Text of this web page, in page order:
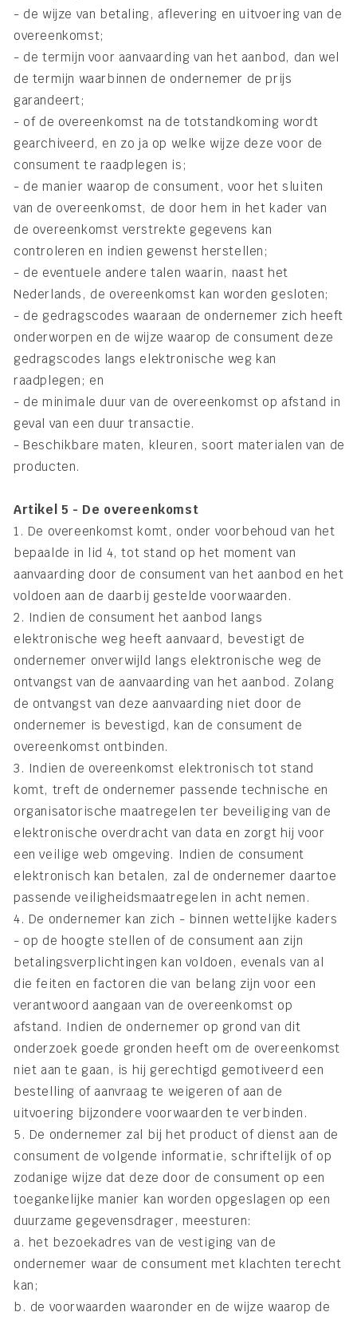
- de wijze van betaling, aflevering en uitvoering van de
overeenkomst;
- de termijn voor aanvaarding van het aanbod, dan wel
de termijn waarbinnen de ondernemer de prijs
garandeert;
- of de overeenkomst na de totstandkoming wordt
gearchiveerd, en zo ja op welke wijze deze voor de
consument te raadplegen is;
- de manier waarop de consument, voor het sluiten
van de overeenkomst, de door hem in het kader van
de overeenkomst verstrekte gegevens kan
controleren en indien gewenst herstellen;
- de eventuele andere talen waarin, naast het
Nederlands, de overeenkomst kan worden gesloten;
- de gedragscodes waaraan de ondernemer zich heeft
onderworpen en de wijze waarop de consument deze
gedragscodes langs elektronische weg kan
raadplegen; en
- de minimale duur van de overeenkomst op afstand in
geval van een duur transactie.
- Beschikbare maten, kleuren, soort materialen van de
producten.
Artikel 5 - De overeenkomst
1. De overeenkomst komt, onder voorbehoud van het
bepaalde in lid 4, tot stand op het moment van
aanvaarding door de consument van het aanbod en het
voldoen aan de daarbij gestelde voorwaarden.
2. Indien de consument het aanbod langs
elektronische weg heeft aanvaard, bevestigt de
ondernemer onverwijld langs elektronische weg de
ontvangst van de aanvaarding van het aanbod. Zolang
de ontvangst van deze aanvaarding niet door de
ondernemer is bevestigd, kan de consument de
overeenkomst ontbinden.
3. Indien de overeenkomst elektronisch tot stand
komt, treft de ondernemer passende technische en
organisatorische maatregelen ter beveiliging van de
elektronische overdracht van data en zorgt hij voor
een veilige web omgeving. Indien de consument
elektronisch kan betalen, zal de ondernemer daartoe
passende veiligheidsmaatregelen in acht nemen.
4. De ondernemer kan zich - binnen wettelijke kaders
- op de hoogte stellen of de consument aan zijn
betalingsverplichtingen kan voldoen, evenals van al
die feiten en factoren die van belang zijn voor een
verantwoord aangaan van de overeenkomst op
afstand. Indien de ondernemer op grond van dit
onderzoek goede gronden heeft om de overeenkomst
niet aan te gaan, is hij gerechtigd gemotiveerd een
bestelling of aanvraag te weigeren of aan de
uitvoering bijzondere voorwaarden te verbinden.
5. De ondernemer zal bij het product of dienst aan de
consument de volgende informatie, schriftelijk of op
zodanige wijze dat deze door de consument op een
toegankelijke manier kan worden opgeslagen op een
duurzame gegevensdrager, meesturen:
a. het bezoekadres van de vestiging van de
ondernemer waar de consument met klachten terecht
kan;
b. de voorwaarden waaronder en de wijze waarop de